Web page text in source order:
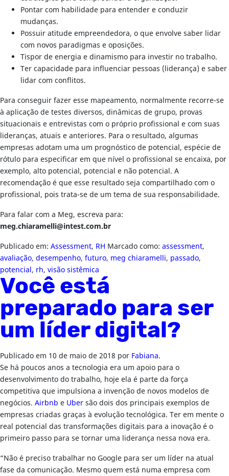
Pontar com habilidade para entender e conduzir
mudanças.
Possuir atitude empreendedora, o que envolve saber lidar
com novos paradigmas e oposições.
Tispor de energia e dinamismo para investir no trabalho.
Ter capacidade para influenciar pessoas (liderança) e saber
lidar com conflitos.
Para conseguir fazer esse mapeamento, normalmente recorre-se
à aplicação de testes diversos, dinâmicas de grupo, provas
situacionais e entrevistas com o próprio profissional e com suas
lideranças, atuais e anteriores. Para o resultado, algumas
empresas adotam uma um prognóstico de potencial, espécie de
rótulo para especificar em que nível o profissional se encaixa, por
exemplo, alto potencial, potencial e não potencial. A
recomendação é que esse resultado seja compartilhado com o
profissional, pois trata-se de um tema de sua responsabilidade.
Para falar com a Meg, escreva para:
meg.chiaramelli@intest.com.br
Publicado em: Assessment, RH Marcado como: assessment,
avaliação, desempenho, futuro, meg chiaramelli, passado,
potencial, rh, visão sistêmica
Você está
preparado para ser
um líder digital?
Publicado em 10 de maio de 2018 por Fabiana.
Se há poucos anos a tecnologia era um apoio para o
desenvolvimento do trabalho, hoje ela é parte da força
competitiva que impulsiona a invenção de novos modelos de
negócios. Airbnb e Ubersão dois dos principais exemplos de
empresas criadas graças à evolução tecnológica. Ter em mente o
real potencial das transformações digitais para a inovação é o
primeiro passo para se tornar uma liderança nessa nova era.
“Não é preciso trabalhar no Google para ser um líder na atual
fase da comunicação. Mesmo quem está numa empresa com